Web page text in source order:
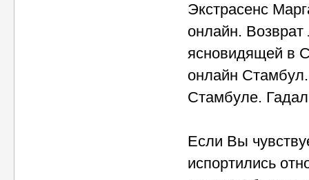
Экстрасенс
онлайн.
ясновидящей в
онлайн
Стамбуле.
Если Вы
испортились